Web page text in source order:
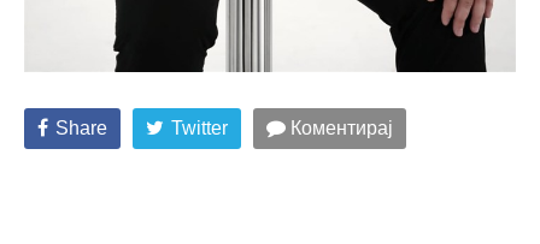
Share Twitter Коментирај